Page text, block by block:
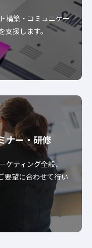
構築・コミュニケー
援します。
ナー・研修
ティング全般、
要望に合わせて行い